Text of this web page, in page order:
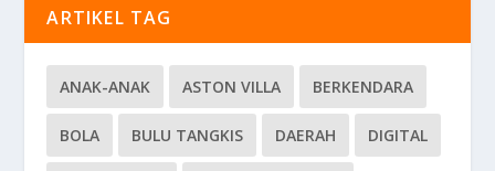
ARTIKEL TAG
ANAK-ANAK ASTON VILLA BERKENDARA
BOLA BULU TANGKIS DAERAH DIGITAL